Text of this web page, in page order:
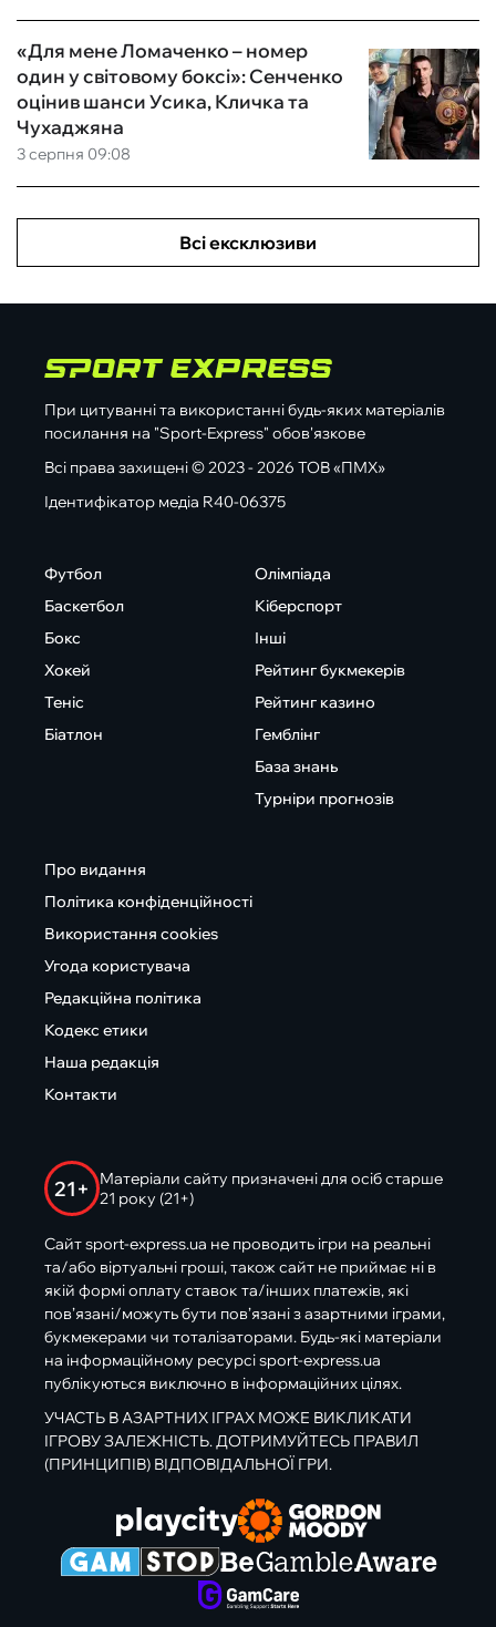
3 серпня 09:08
«Для мене Ломаченко – номер
один у світовому боксі»: Сенченко
оцінив шанси Усика, Кличка та
Чухаджяна
Всі ексклюзиви
При цитуванні та використанні будь-яких матеріалів
посилання на "Sport-Express" обов'язкове
Всі права захищені © 2023 - 2026 ТОВ «ПМХ»
Ідентифікатор медіа R40-06375
Футбол
Баскетбол
Бокс
Хокей
Теніс
Біатлон
Олімпіада
Кіберспорт
Інші
Рейтинг букмекерів
Рейтинг казино
Гемблінг
База знань
Турніри прогнозів
Про видання
Політика конфіденційності
Використання cookies
Угода користувача
Редакційна політика
Кодекс етики
Наша редакція
Контакти
21+
Матеріали сайту призначені для осіб старше
21 року (21+)
Сайт sport-express.ua не проводить ігри на реальні
та/або віртуальні гроші, також сайт не приймає ні в
якій формі оплату ставок та/інших платежів, які
пов’язані/можуть бути пов’язані з азартними іграми,
букмекерами чи тоталізаторами. Будь-які матеріали
на інформаційному ресурсі sport-express.ua
публікуються виключно в інформаційних цілях.
УЧАСТЬ В АЗАРТНИХ ІГРАХ МОЖЕ ВИКЛИКАТИ
ІГРОВУ ЗАЛЕЖНІСТЬ. ДОТРИМУЙТЕСЬ ПРАВИЛ
(ПРИНЦИПІВ) ВІДПОВІДАЛЬНОЇ ГРИ.